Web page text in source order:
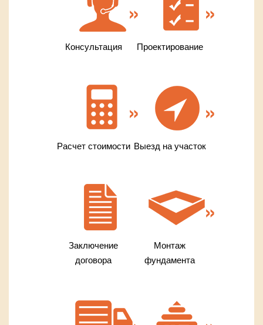
Консультация Проектирование
Расчет стоимости Выезд на участок
Заключение
договора
Монтаж
фундамента